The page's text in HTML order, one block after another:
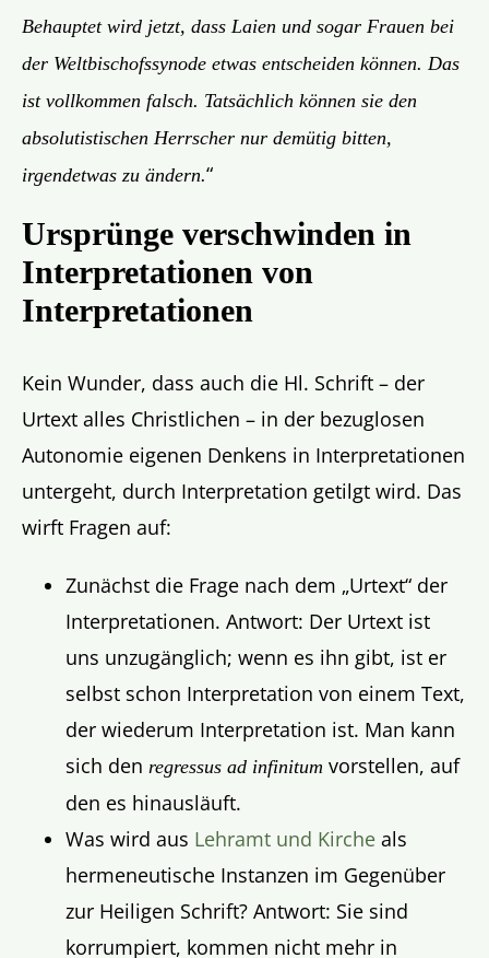
Behauptet wird jetzt, dass Laien und sogar Frauen bei
der Weltbischofssynode etwas entscheiden können. Das
ist vollkommen falsch. Tatsächlich können sie den
absolutistischen Herrscher nur demütig bitten,
irgendetwas zu ändern.“
Ursprünge verschwinden in
Interpretationen von
Interpretationen
Kein Wunder, dass auch die Hl. Schrift – der
Urtext alles Christlichen – in der bezuglosen
Autonomie eigenen Denkens in Interpretationen
untergeht, durch Interpretation getilgt wird. Das
wirft Fragen auf:
Zunächst die Frage nach dem „Urtext“ der
Interpretationen. Antwort: Der Urtext ist
uns unzugänglich; wenn es ihn gibt, ist er
selbst schon Interpretation von einem Text,
der wiederum Interpretation ist. Man kann
sich den regressus ad infinitum vorstellen, auf
den es hinausläuft.
Was wird aus Lehramt und Kirche als
hermeneutische Instanzen im Gegenüber
zur Heiligen Schrift? Antwort: Sie sind
korrumpiert, kommen nicht mehr in